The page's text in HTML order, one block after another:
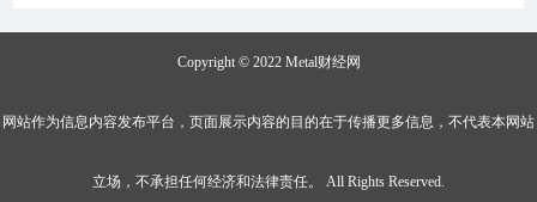
Copyright © 2022 Metal财经网
网站作为信息内容发布平台，页面展示内容的目的在于传播更多信息，不代表本网站
立场，不承担任何经济和法律责任。 All Rights Reserved.